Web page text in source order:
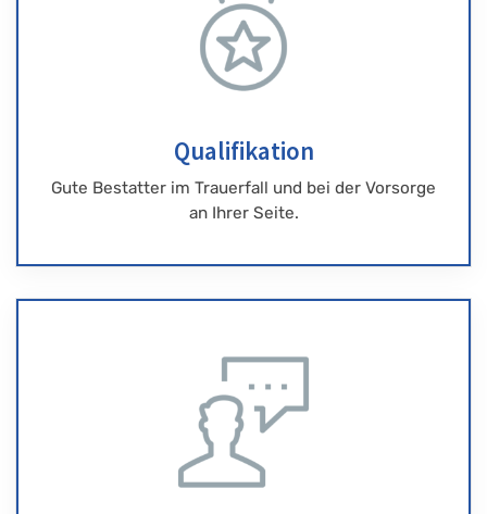
Qualifikation
Gute Bestatter im Trauerfall und bei der Vorsorge
an Ihrer Seite.